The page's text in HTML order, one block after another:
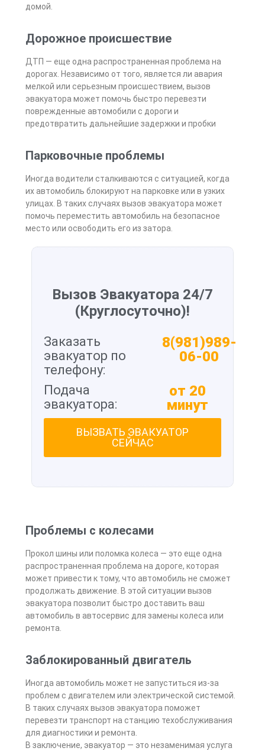
домой.
Дорожное происшествие
ДТП — еще одна распространенная проблема на
дорогах. Независимо от того, является ли авария
мелкой или серьезным происшествием, вызов
эвакуатора может помочь быстро перевезти
поврежденные автомобили с дороги и
предотвратить дальнейшие задержки и пробки
Парковочные проблемы
Иногда водители сталкиваются с ситуацией, когда
их автомобиль блокируют на парковке или в узких
улицах. В таких случаях вызов эвакуатора может
помочь переместить автомобиль на безопасное
место или освободить его из затора.
Вызов Эвакуатора 24/7
(Круглосуточно)!
Заказать
эвакуатор по
телефону:
8(981)989-
06-00
Подача
эвакуатора:
от 20
минут
ВЫЗВАТЬ ЭВАКУАТОР
СЕЙЧАС
Проблемы с колесами
Прокол шины или поломка колеса — это еще одна
распространенная проблема на дороге, которая
может привести к тому, что автомобиль не сможет
продолжать движение. В этой ситуации вызов
эвакуатора позволит быстро доставить ваш
автомобиль в автосервис для замены колеса или
ремонта.
Заблокированный двигатель
Иногда автомобиль может не запуститься из-за
проблем с двигателем или электрической системой.
В таких случаях вызов эвакуатора поможет
перевезти транспорт на станцию техобслуживания
для диагностики и ремонта.
В заключение, эвакуатор — это незаменимая услуга